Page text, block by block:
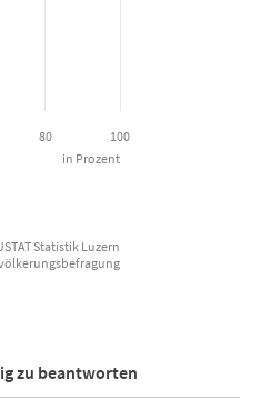
in Prozent
80 100
Statistik Luzern
zu beantworten